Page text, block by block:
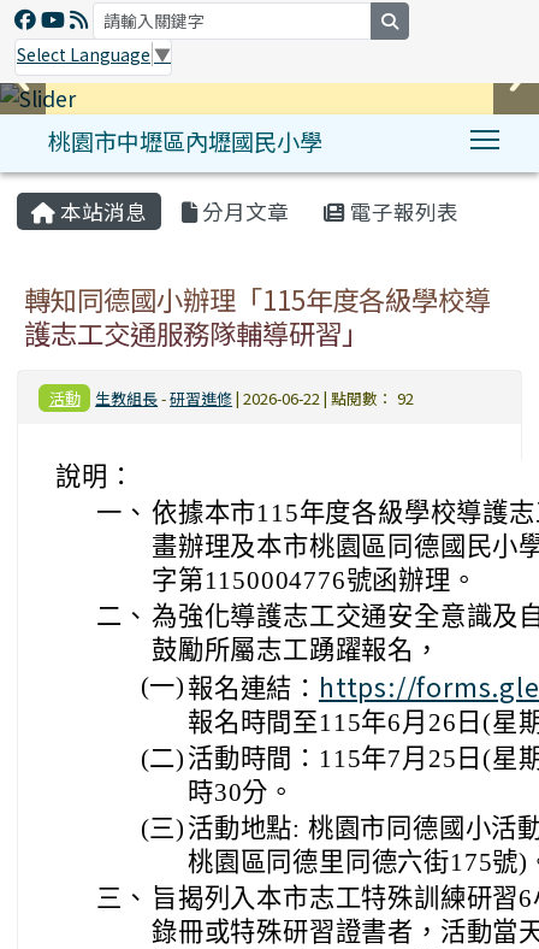
Select Language ▼
桃園市中壢區內壢國民小學
:::
本站消息 分月文章 電子報列表
轉知同德國小辦理「115年度各級學校導
護志工交通服務隊輔導研習」
活動 生教組長-研習進修| 2026-06-22 | 點閱數： 92
說明：
一、 依據本市115年度各級學校導護
畫辦理及本市桃園區同德國民小
字第1150004776號函辦理。
二、 為強化導護志工交通安全意識及
鼓勵所屬志工踴躍報名，
(一) 報名連結： https://
報名時間至115年6月26日(星
(二) 活動時間：115年7月25日(星
時30分。
(三) 活動地點: 桃園市同德國小活
桃園區同德里同德六街175號)
三、 旨揭列入本市志工特殊訓練研習
錄冊或特殊研習證書者，活動當